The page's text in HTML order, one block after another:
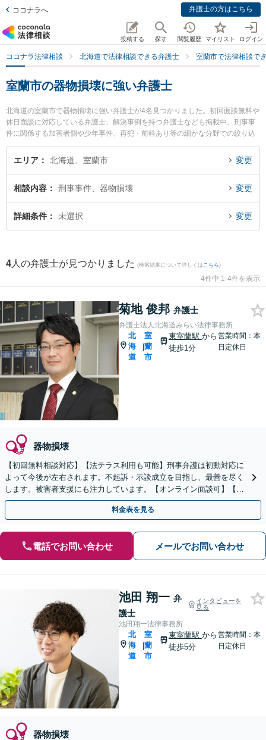
ココナラへ 弁護士の方はこちら
投稿する 探す 閲覧履歴 マイリスト ログイン
ココナラ法律相談 北海道で法律相談できる弁護士 室蘭市で法律相談で
室蘭市の器物損壊に強い弁護士
北海道の室蘭市で器物損壊に強い弁護士が4名見つかりました。初回面談無料や
休日面談に対応している弁護士、解決事例を持つ弁護士なども掲載中。刑事事
件に関係する加害者側や少年事件、再犯・前科あり等の細かな分野での絞り込
み検索もでき便利です。特に弁護士法人北海道みらい法律事務所の菊地 俊邦弁
護士や池田翔一法律事務所の池田 翔一弁護士、弁護士法人北海道みらい法律事
士に相談したい』『器物損壊のトラブル解決の実績豊富な近くの弁護士を検索
したい』『初回相談無料で器物損壊を法律相談できる室蘭市内の弁護士に相談
予約したい』などでお困りの相談者さんにおすすめです。
エリア 北海道、室蘭市 変更
相談内容 刑事事件、器物損壊 変更
詳細条件 未選択 変更
4 人の弁護士が見つかりました (検索結果について詳しくは こちら)
4件中 1-4件を表示
菊地 俊邦 弁護士
弁護士法人北海道みらい法律事務所
北
海
道
|
室
蘭
市
東室蘭駅 から
徒歩1分
営業時間：本
日定休日
器物損壊
【初回無料相談対応】【法テラス利用も可能】刑事弁護は初動対応に
よって今後が左右されます。不起訴・示談成立を目指し、最善を尽く
します。被害者支援にも注力しています。【オンライン面談可】【完
全個室で相談可】【東室蘭駅1分】
料金表を見る
電話でお問い合わせ メールでお問い合わせ
池田 翔一 弁
護士
インタビューを
見る
池田翔一法律事務所
北
海
道
|
室
蘭
市
東室蘭駅 から
徒歩5分
営業時間：本
日定休日
器物損壊